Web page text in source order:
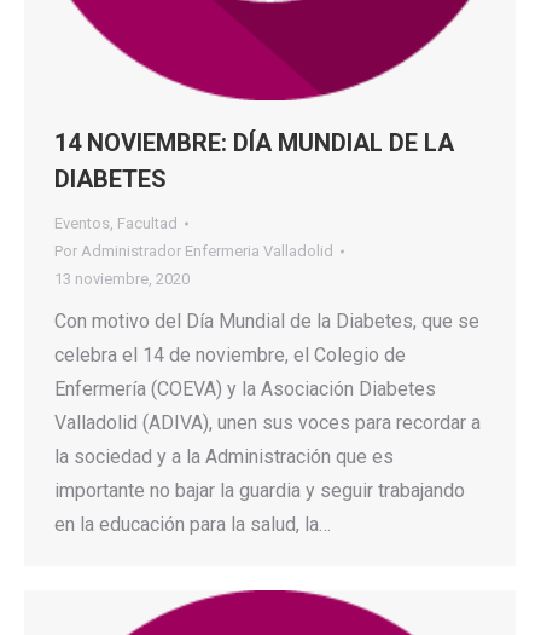
14 NOVIEMBRE: DÍA MUNDIAL DE LA
DIABETES
Eventos, Facultad
Por Administrador Enfermeria Valladolid
13 noviembre, 2020
Con motivo del Día Mundial de la Diabetes, que se
celebra el 14 de noviembre, el Colegio de
Enfermería (COEVA) y la Asociación Diabetes
Valladolid (ADIVA), unen sus voces para recordar a
la sociedad y a la Administración que es
importante no bajar la guardia y seguir trabajando
en la educación para la salud, la…